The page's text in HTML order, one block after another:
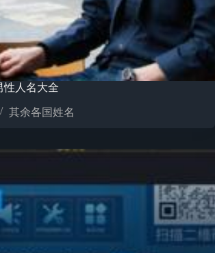
性人名大全
其余各国姓名